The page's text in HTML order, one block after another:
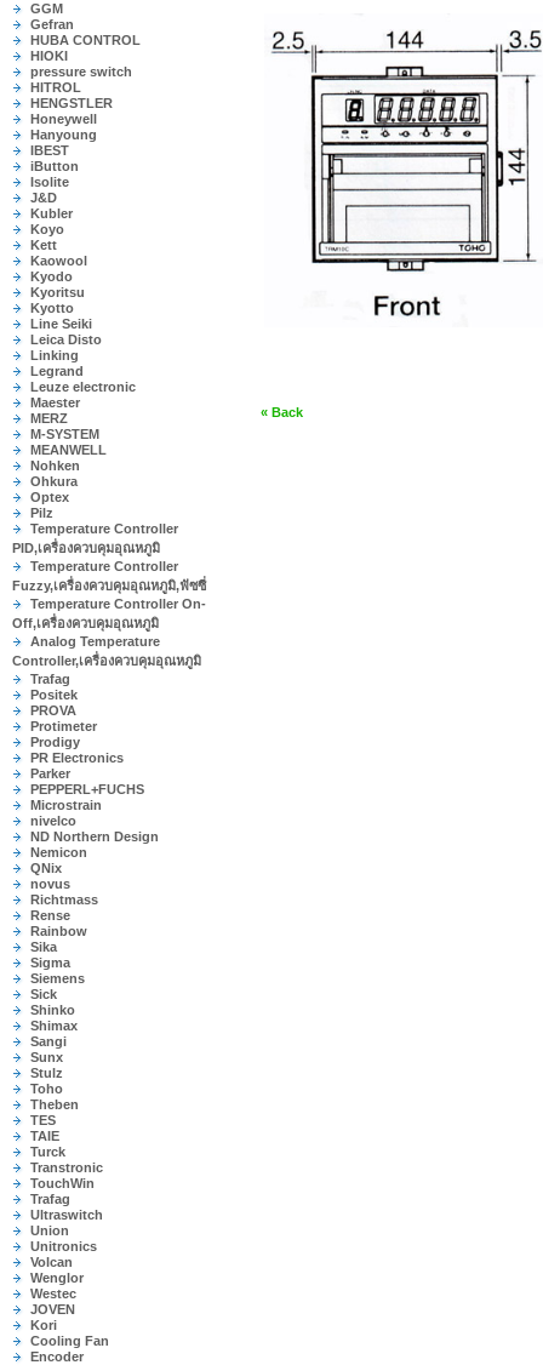
GGM
Gefran
HUBA CONTROL
HIOKI
pressure switch
HITROL
HENGSTLER
Honeywell
Hanyoung
IBEST
iButton
Isolite
J&D
Kubler
Koyo
Kett
Kaowool
Kyodo
Kyoritsu
Kyotto
Line Seiki
Leica Disto
Linking
Legrand
Leuze electronic
Maester
MERZ
M-SYSTEM
MEANWELL
Nohken
Ohkura
Optex
Pilz
Temperature Controller
PID,เครื่องควบคุมอุณหภูมิ
Temperature Controller
Fuzzy,เครื่องควบคุมอุณหภูมิ,ฟัซซี่
Temperature Controller On-
Off,เครื่องควบคุมอุณหภูมิ
Analog Temperature
Controller,เครื่องควบคุมอุณหภูมิ
Trafag
Positek
PROVA
Protimeter
Prodigy
PR Electronics
Parker
PEPPERL+FUCHS
Microstrain
nivelco
ND Northern Design
Nemicon
QNix
novus
Richtmass
Rense
Rainbow
Sika
Sigma
Siemens
Sick
Shinko
Shimax
Sangi
Sunx
Stulz
Toho
Theben
TES
TAIE
Turck
Transtronic
TouchWin
Trafag
Ultraswitch
Union
Unitronics
Volcan
Wenglor
Westec
JOVEN
Kori
Cooling Fan
Encoder
« Back